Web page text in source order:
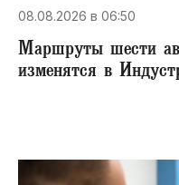
08.08.2026 в 06:50
Маршруты шести
изменятся в